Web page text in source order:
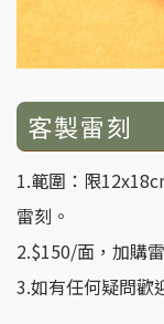
客製雷刻
1.範圍：限
雷刻。
2.$150/面，加購
3.如有任何疑問歡